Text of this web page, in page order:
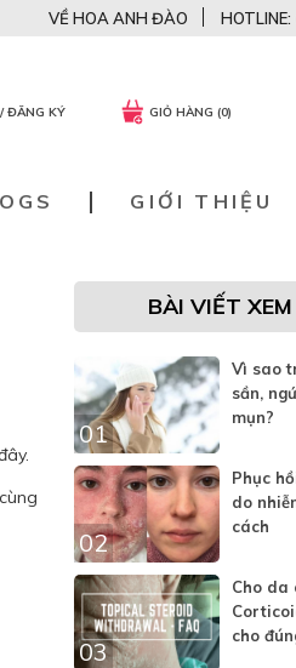
ĐĂNG KÝ GIỎ HÀNG (0)
VỀ HOA ANH ĐÀO
GIỚI THIỆU
BÀI VIẾT
01
Vì sao
sần,
mụn?
02
Phục
do
cách
03
Cho da
cho